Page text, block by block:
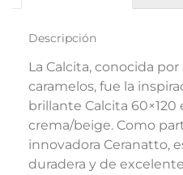
Descripción
La Calcita, conocida
caramelos, fue la
brillante Calcita
crema/beige. Como
innovadora Ceranatto,
duradera y de